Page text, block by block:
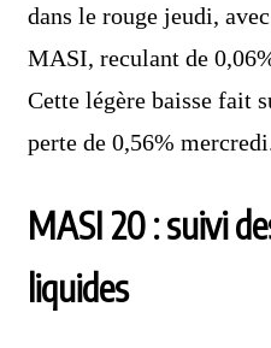
dans le rouge jeudi,
MASI, reculant de
Cette légère baisse fait
perte de 0,56%
MASI 20 : suivi
liquides